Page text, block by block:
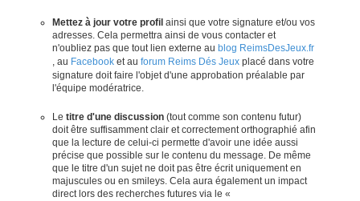
Mettez à jour votre profil ainsi que votre signature et/ou vos
adresses. Cela permettra ainsi de vous contacter et
n'oubliez pas que tout lien externe au blog ReimsDesJeux.fr
, au Facebook et au forum Reims Dés Jeux placé dans votre
signature doit faire l'objet d'une approbation préalable par
l'équipe modératrice.
Le titre d'une discussion (tout comme son contenu futur)
doit être suffisamment clair et correctement orthographié afin
que la lecture de celui-ci permette d'avoir une idée aussi
précise que possible sur le contenu du message. De même
que le titre d'un sujet ne doit pas être écrit uniquement en
majuscules ou en smileys. Cela aura également un impact
direct lors des recherches futures via le «